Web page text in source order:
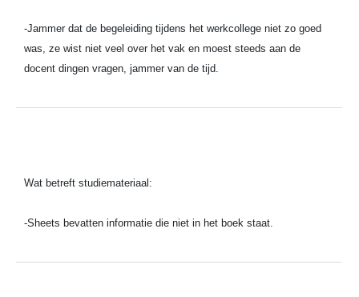
-Jammer dat de begeleiding tijdens het werkcollege niet zo goed
was, ze wist niet veel over het vak en moest steeds aan de
docent dingen vragen, jammer van de tijd.
Wat betreft studiemateriaal:
-Sheets bevatten informatie die niet in het boek staat.